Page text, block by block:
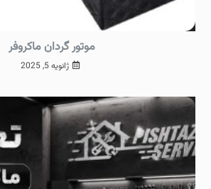
موتور گردان ماکروفر
ژانویه 5, 2025